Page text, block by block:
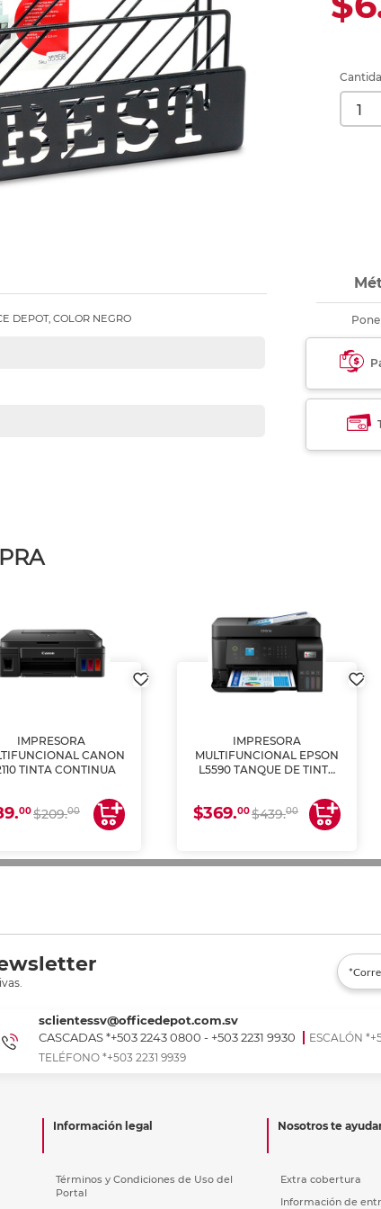
Ver más
Refuerzos para carpeta
Ver más
Ver más
DEPOT, COLOR NEGRO
IMPRESORA
CANON
TINTA CONTINUA
00$209.00
IMPRESORA
MULTIFUNCIONAL EPSON
L5590 TANQUE DE TINTA
$369.00$439.00
sclientessv@officedepot.com.sv
CASCADAS *+503 2243 0800 - +503 2231 9930
ESCALÓN
TELÉFONO *+503 2231 9939
Información legal
Términos y Condiciones de Uso del
Portal
Nosotros te
Extra cobertura
Información de